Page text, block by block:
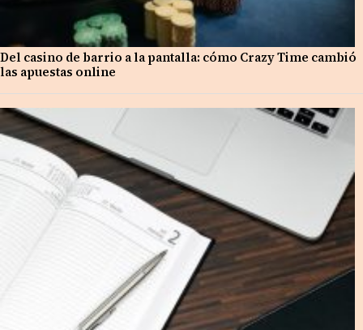
Del casino de barrio a la pantalla: cómo Crazy Time cambió
las apuestas online